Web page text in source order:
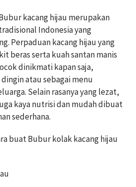
kacang hijau merupakan
Indonesia yang
Perpaduan kacang hijau yang
beras serta kuah santan manis
dinikmati kapan saja,
atau sebagai menu
Selain rasanya yang lezat,
kaya nutrisi dan mudah dibuat
sederhana.
buat Bubur kolak kacang hijau